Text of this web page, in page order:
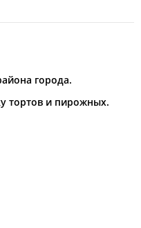
города.
тортов и пирожных.